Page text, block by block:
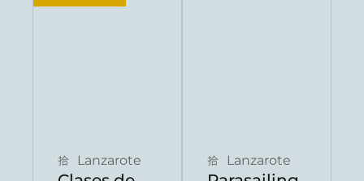
Lanzarote Lanzarote